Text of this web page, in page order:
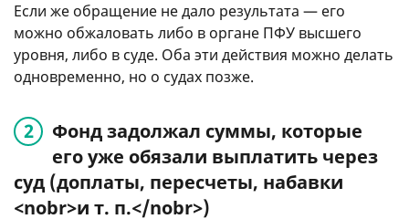
Если же обращение не дало результата — его
можно обжаловать либо в органе ПФУ высшего
уровня, либо в суде. Оба эти действия можно делать
одновременно, но о судах позже.
Фонд задолжал суммы, которые
его уже обязали выплатить через
суд (доплаты, пересчеты, набавки
<nobr>и т. п.</nobr>)